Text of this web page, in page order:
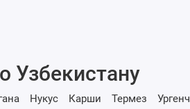
Узбекистану
Нукус Карши Термез Ургенч